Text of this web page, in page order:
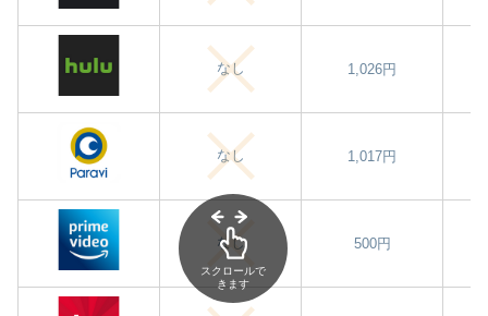
なし 1,026円
なし 1,017円
なし 500円
スクロールで
きます